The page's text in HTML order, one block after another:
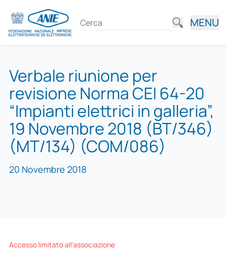
MENU
Verbale riunione per
revisione Norma CEI 64-20
“Impianti elettrici in galleria”,
19 Novembre 2018 (BT/346)
(MT/134) (COM/086)
20 Novembre 2018
Accesso limitato all'associazione